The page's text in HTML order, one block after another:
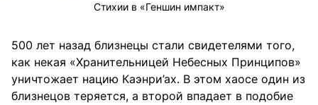
Стихии в «Геншин импакт»
500 лет назад близнецы стали свидетелями того,
как некая «Хранительницей Небесных Принципов»
уничтожает нацию Каэнри’ах. В этом хаосе один из
близнецов теряется, а второй впадает в подобие